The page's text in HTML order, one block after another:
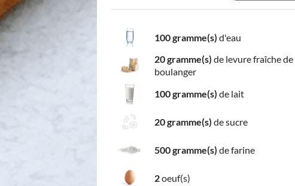
100 gramme(s) d'eau
20 gramme(s) de levure fraîche de
boulanger
100 gramme(s) de lait
20 gramme(s) de sucre
500 gramme(s) de farine
2oeuf(s)